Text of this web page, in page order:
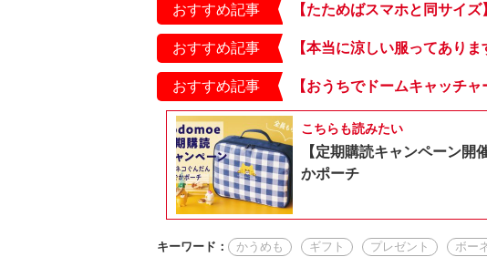
おすすめ記事
おすすめ記事
おすすめ記事
こちらも読みたい
【定期購読キャンペーン
かポーチ
キーワード： かうめも ギフト プレゼント ボー